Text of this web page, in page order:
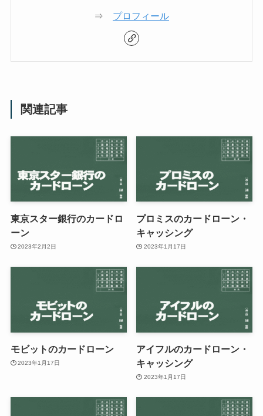
⇒ プロフィール
関連記事
東京スター銀行のカードロ
ーン
2023年2月2日
プロミスのカードローン・
キャッシング
2023年1月17日
モビットのカードローン
2023年1月17日
アイフルのカードローン・
キャッシング
2023年1月17日